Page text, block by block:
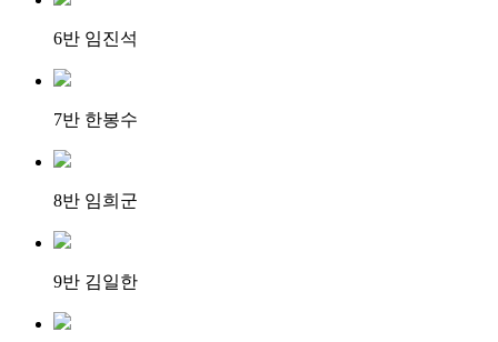
6반 임진석
7반 한봉수
8반 임희군
9반 김일한